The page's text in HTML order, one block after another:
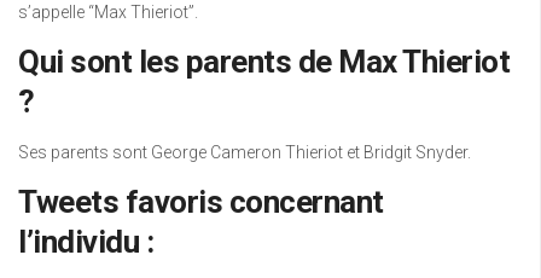
s’appelle “Max Thieriot”.
Qui sont les parents de Max Thieriot
?
Ses parents sont George Cameron Thieriot et Bridgit Snyder.
Tweets favoris concernant
l’individu :